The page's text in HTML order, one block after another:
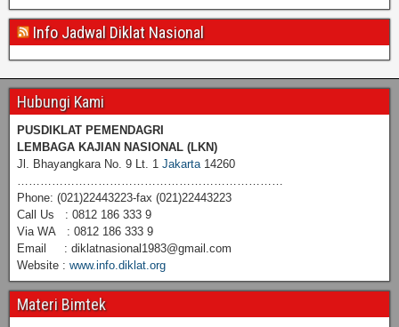
Info Jadwal Diklat Nasional
Hubungi Kami
PUSDIKLAT PEMENDAGRI
LEMBAGA KAJIAN NASIONAL (LKN)
Jl. Bhayangkara No. 9 Lt. 1 Jakarta14260
……………………………………………………………
Phone: (021)22443223-fax (021)22443223
Call Us : 0812 186 333 9
Via WA : 0812 186 333 9
Email : diklatnasional1983@gmail.com
Website : www.info.diklat.org
Materi Bimtek